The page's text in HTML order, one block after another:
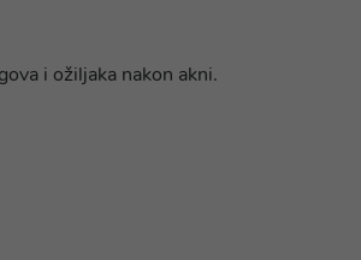
i ožiljaka nakon akni.